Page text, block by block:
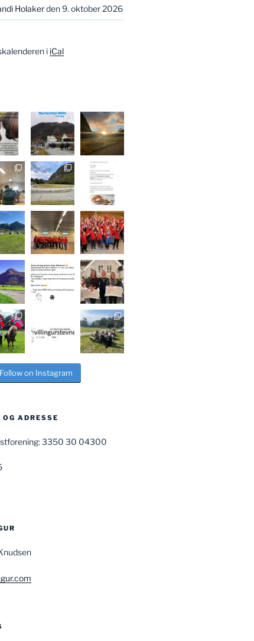
Holakerden 9. oktober 2026
i iCal
Follow on Instagram
ADRESSE
3350 30 04300